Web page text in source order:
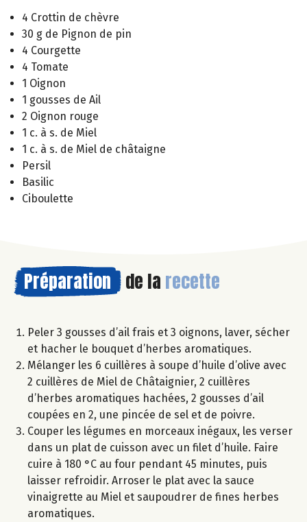
4 Crottin de chèvre
30 g de Pignon de pin
4 Courgette
4 Tomate
1 Oignon
1 gousses de Ail
2 Oignon rouge
1 c. à s. de Miel
1 c. à s. de Miel de châtaigne
Persil
Basilic
Ciboulette
Préparation de la recette
Peler 3 gousses d’ail frais et 3 oignons, laver, sécher
et hacher le bouquet d’herbes aromatiques.
Mélanger les 6 cuillères à soupe d’huile d’olive avec
2 cuillères de Miel de Châtaignier, 2 cuillères
d’herbes aromatiques hachées, 2 gousses d’ail
coupées en 2, une pincée de sel et de poivre.
Couper les légumes en morceaux inégaux, les verser
dans un plat de cuisson avec un filet d’huile. Faire
cuire à 180 °C au four pendant 45 minutes, puis
laisser refroidir. Arroser le plat avec la sauce
vinaigrette au Miel et saupoudrer de fines herbes
aromatiques.